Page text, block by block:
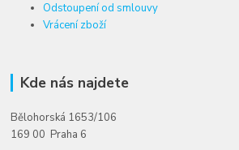
Odstoupení od smlouvy
Vrácení zboží
Kde nás najdete
Bělohorská 1653/106
169 00 Praha 6